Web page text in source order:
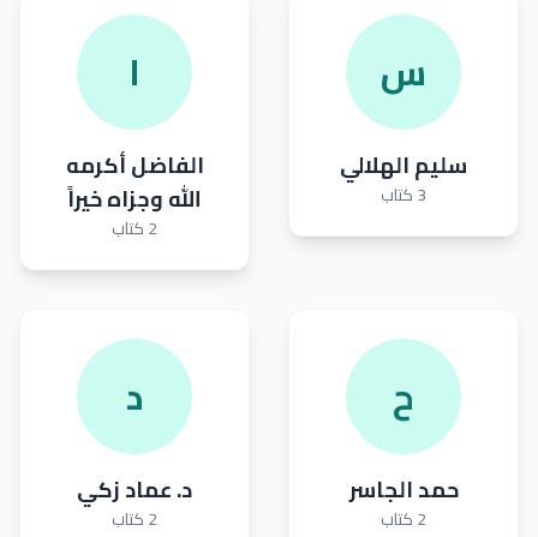
س
سليم الهلالي
3 كتاب
ا
الفاضل أكرمه
الله وجزاه خيراً
2 كتاب
ح
حمد الجاسر
2 كتاب
د
د. عماد زكي
2 كتاب